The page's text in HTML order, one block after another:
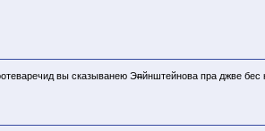
вы сказыванею Эпйнштейнова пра джве бес